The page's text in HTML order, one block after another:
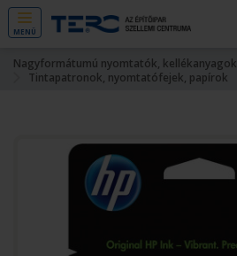
MENÜ
Nagyformátumú nyomtatók, kellékanyagok
Tintapatronok, nyomtatófejek, papírok